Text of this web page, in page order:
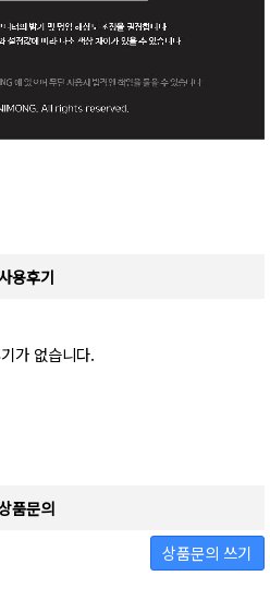
용후기
가 없습니다.
품문의
상품문의 쓰기